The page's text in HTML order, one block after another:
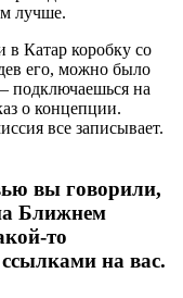
лучше.
Катар коробку со
его, можно было
подключаешься на
о концепции.
все записывает.
вы говорили,
Ближнем
то
на вас.